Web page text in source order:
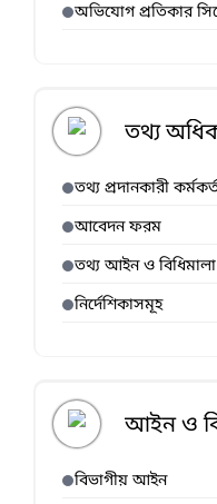
অভিযোগ প্রতিকার
তথ্য
তথ্য প্রদানকারী
আবেদন ফরম
তথ্য আইন ও বিধিমালা
নির্দেশিকাসমূহ
আইন ও
বিভাগীয় আইন